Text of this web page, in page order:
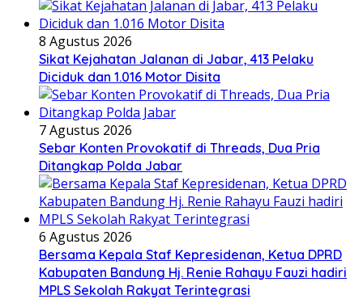
8 Agustus 2026
Sikat Kejahatan Jalanan di Jabar, 413 Pelaku
Diciduk dan 1.016 Motor Disita
7 Agustus 2026
Sebar Konten Provokatif di Threads, Dua Pria
Ditangkap Polda Jabar
6 Agustus 2026
Bersama Kepala Staf Kepresidenan, Ketua DPRD
Kabupaten Bandung Hj. Renie Rahayu Fauzi hadiri
MPLS Sekolah Rakyat Terintegrasi